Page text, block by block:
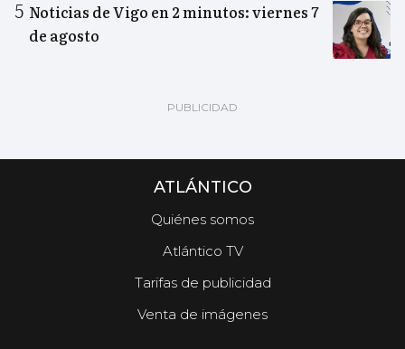
Noticias de Vigo en 2 minutos: viernes 7
de agosto
ATLÁNTICO
Quiénes somos
Atlántico TV
Tarifas de publicidad
Venta de imágenes